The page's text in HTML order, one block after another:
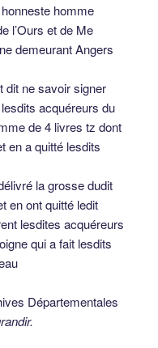
homme
l’Ours et de Me
demeurant Angers
dit ne savoir signer
acquéreurs du
de 4 livres tz dont
en a quitté lesdits
la grosse dudit
en ont quitté ledit
lesdites acquéreurs
qui a fait lesdits
Départementales